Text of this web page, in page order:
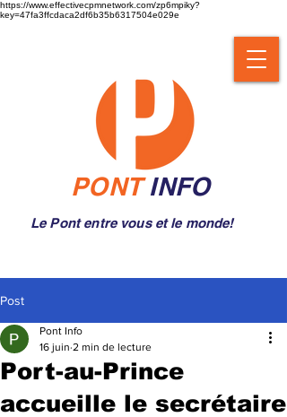
https://www.effectivecpmnetwork.com/zp6mpiky?
key=47fa3ffcdaca2df6b35b6317504e029e
PONTINFO
Le Pont entre vous et le monde!
Post
Port-au-Prince
accueille le secrétaire
Pont Info
16 juin 2 min de lecture